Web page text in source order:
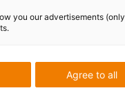
you our advertisements
Agree to all